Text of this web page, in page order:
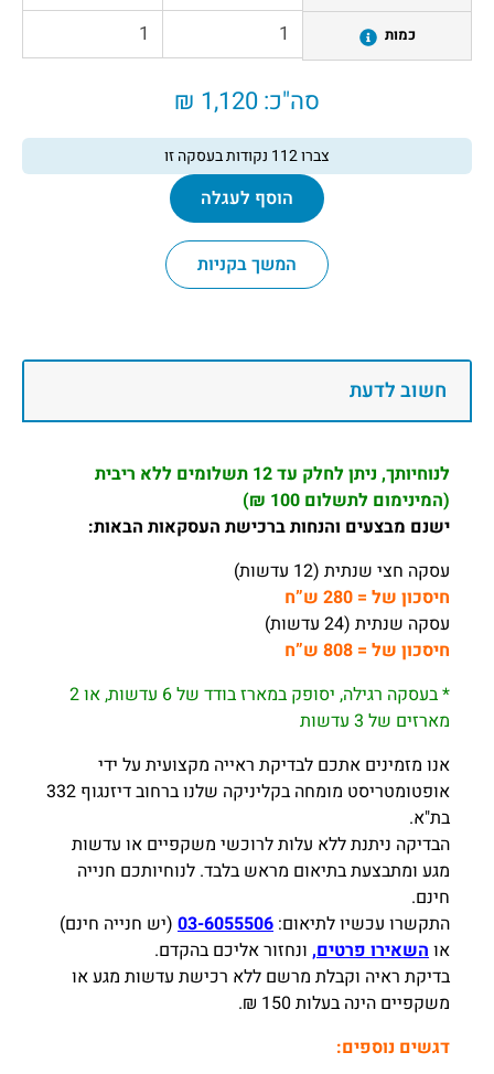
כמות
סה"כ:1,120 ₪
צברו112 נקודות בעסקה זו
הוסף לעגלה
המשך בקניות
חשוב לדעת
לנוחיותך, ניתן לחלק עד 12 תשלומים ללא ריבית
(המינימום לתשלום 100 ₪)
ישנם מבצעים והנחות ברכישת העסקאות הבאות:
עסקה חצי שנתית (12 עדשות)
חיסכון של = 280 ש”ח
עסקה שנתית (24 עדשות)
חיסכון של = 808 ש”ח
* בעסקה רגילה, יסופק במארז בודד של 6 עדשות, או 2
מארזים של 3 עדשות
אנו מזמינים אתכם לבדיקת ראייה מקצועית על ידי
אופטומטריסט מומחה בקליניקה שלנו ברחוב דיזנגוף 332
בת"א.
הבדיקה ניתנת ללא עלות לרוכשי משקפיים או עדשות
מגע ומתבצעת בתיאום מראש בלבד. לנוחיותכם חנייה
חינם.
התקשרו עכשיו לתיאום: 03-6055506 (יש חנייה חינם)
או השאירו פרטים, ונחזור אליכם בהקדם.
בדיקת ראיה וקבלת מרשם ללא רכישת עדשות מגע או
משקפיים הינה בעלות 150 ₪.
דגשים נוספים: